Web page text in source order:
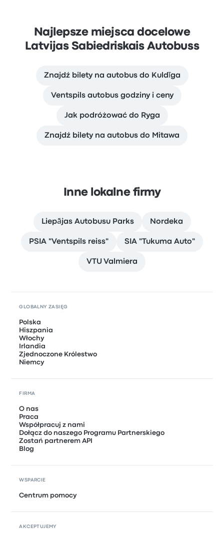
Najlepsze miejsca docelowe
Latvijas Sabiedriskais Autobuss
Znajdź bilety na autobus do Kuldīga
Ventspils autobus godziny i ceny
Jak podróżować do Ryga
Znajdź bilety na autobus do Mitawa
Inne lokalne firmy
Liepājas Autobusu Parks Nordeka
PSIA "Ventspils reiss" SIA "Tukuma Auto"
VTU Valmiera
GLOBALNY ZASIĘG
Polska
Hiszpania
Włochy
Irlandia
Zjednoczone Królestwo
Niemcy
FIRMA
O nas
Praca
Współpracuj z nami
Dołącz do naszego Programu Partnerskiego
Zostań partnerem API
Blog
WSPARCIE
Centrum pomocy
AKCEPTUJEMY